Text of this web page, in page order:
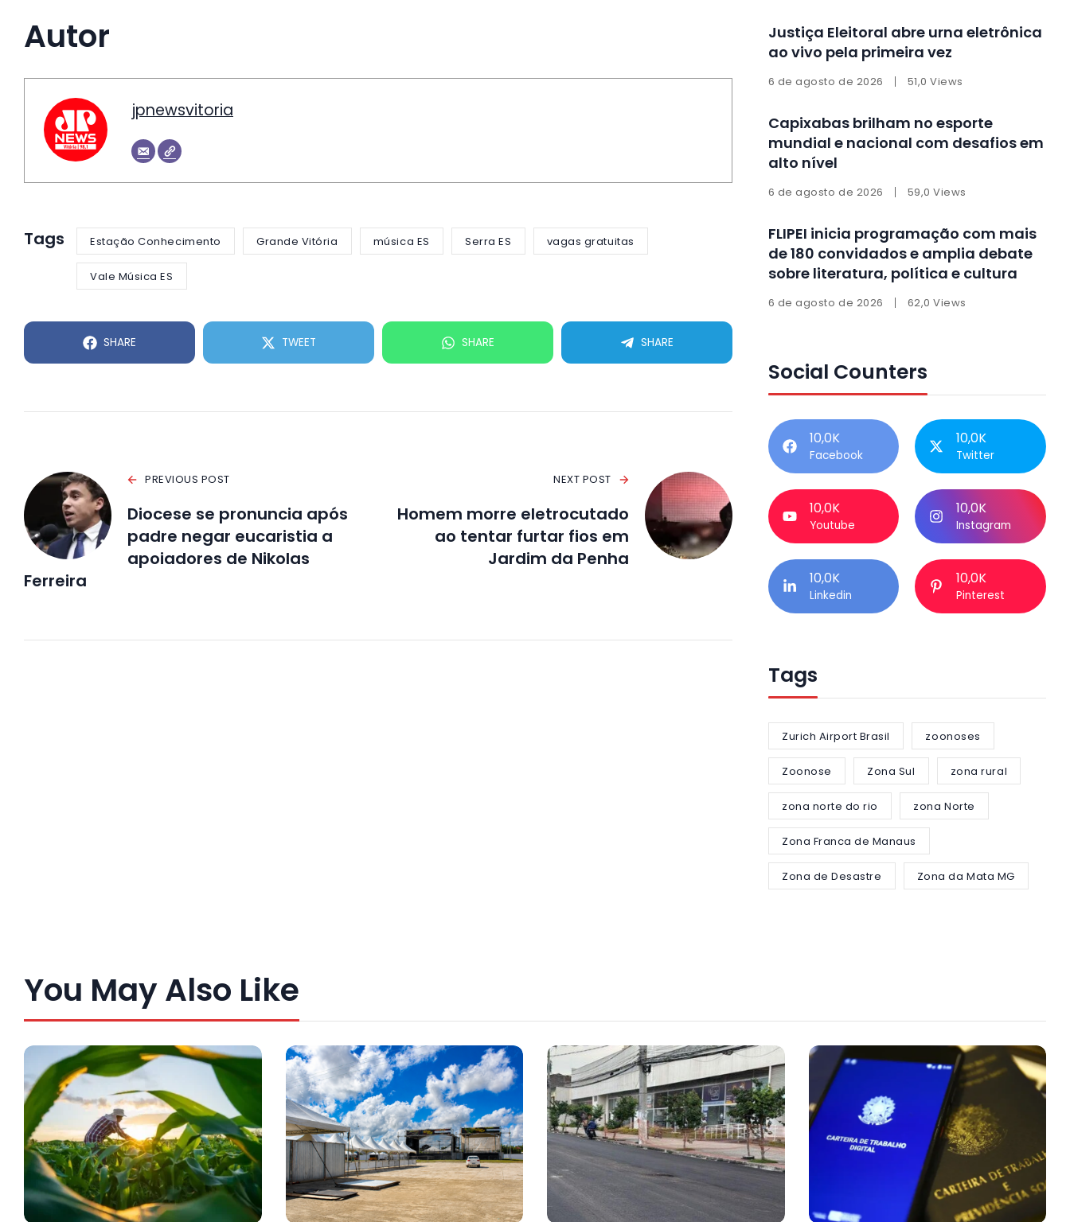
Autor
jpnewsvitoria
Tags Estação Conhecimento Grande Vitória música ES Serra ES vagas gratuitas
Vale Música ES
SHARE TWEET SHARE SHARE
PREVIOUS POST
Diocese se pronuncia após
padre negar eucaristia a
apoiadores de Nikolas
Ferreira
NEXT POST
Homem morre eletrocutado
ao tentar furtar fios em
Jardim da Penha
Justiça Eleitoral abre urna eletrônica
ao vivo pela primeira vez
6 de agosto de 2026 51,0 Views
Capixabas brilham no esporte
mundial e nacional com desafios em
alto nível
6 de agosto de 2026 59,0 Views
FLIPEI inicia programação com mais
de 180 convidados e amplia debate
sobre literatura, política e cultura
6 de agosto de 2026 62,0 Views
Social Counters
10,0K
Facebook
10,0K
Twitter
10,0K
Youtube
10,0K
Instagram
10,0K
Linkedin
10,0K
Pinterest
Tags
Zurich Airport Brasil zoonoses
Zoonose Zona Sul zona rural
zona norte do rio zona Norte
Zona Franca de Manaus
Zona de Desastre Zona da Mata MG
You May Also Like